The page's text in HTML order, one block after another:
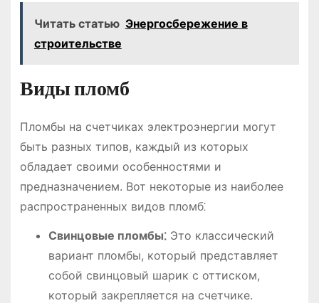
Читать статью Энергосбережение в
строительстве
Виды пломб
Пломбы на счетчиках электроэнергии могут
быть разных типов, каждый из которых
обладает своими особенностями и
предназначением. Вот некоторые из наиболее
распространенных видов пломб⁚
Свинцовые пломбы⁚Это классический
вариант пломбы, который представляет
собой свинцовый шарик с оттиском,
который закрепляется на счетчике.